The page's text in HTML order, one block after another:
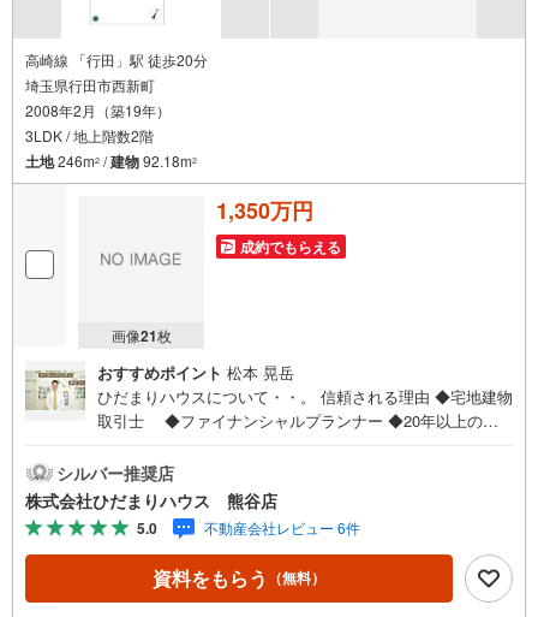
高崎線 「行田」駅 徒歩20分
埼玉県行田市西新町
2008年2月（築19年）
3LDK / 地上階数2階
土地246m2 /建物92.18m2
画像21枚
1,350万円
成約でもらえる
おすすめポイント 松本 晃岳
ひだまりハウスについて・・。 信頼される理由 ◆宅地建物
取引士 ◆ファイナンシャルプランナー ◆20年以上のキ
で注文住宅の経験 多くの資格を保有するスタッフ 『お客様
に寄り添った、心の行き届いた、安心のアドバイス』 お客
様が不安に思う事、疑問に思う事 何でもお話し頂き、頼り
にして下さい。 ひだまりのような温かいお家を、 一緒にお
探ししませんか？
シルバー推奨店
株式会社ひだまりハウス 熊谷店
5.0 不動産会社レビュー 6件
資料をもらう （無料）